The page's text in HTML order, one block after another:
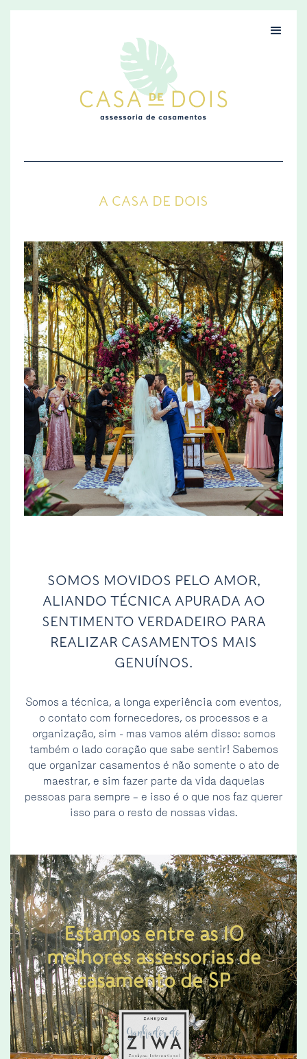
A CASA DE DOIS
SOMOS MOVIDOS PELO AMOR,
ALIANDO TÉCNICA APURADA AO
SENTIMENTO VERDADEIRO PARA
REALIZAR CASAMENTOS MAIS
GENUÍNOS.
Somos a técnica, a longa experiência com eventos,
o contato com fornecedores, os processos e a
organização, sim - mas vamos além disso: somos
também o lado coração que sabe sentir! Sabemos
que organizar casamentos é não somente o ato de
maestrar, e sim fazer parte da vida daquelas
pessoas para sempre – e isso é o que nos faz querer
isso para o resto de nossas vidas.
Estamos entre as 10
melhores assessorias de
casamento de SP